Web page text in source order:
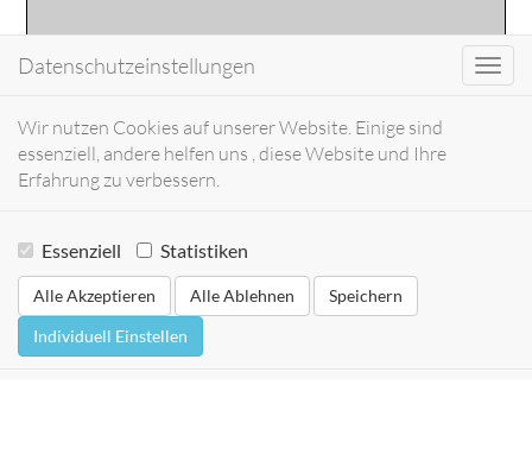
Datenschutzeinstellungen
Wir nutzen Cookies auf unserer Website. Einige sind
essenziell, andere helfen uns , diese Website und Ihre
Erfahrung zu verbessern.
Essenziell Statistiken
Alle Akzeptieren Alle Ablehnen
Speichern
Individuell Einstellen